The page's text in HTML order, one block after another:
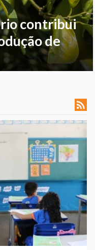
contribui
de
